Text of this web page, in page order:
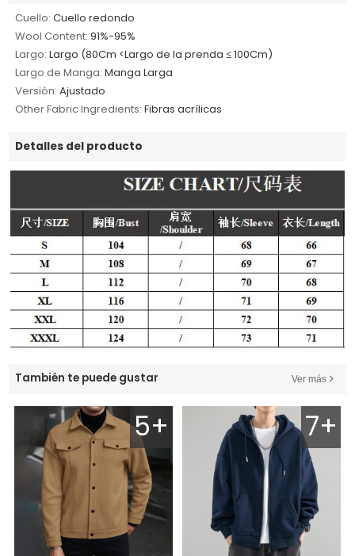
Cuello: Cuello redondo
Wool Content: 91%-95%
Largo: Largo (80Cm <Largo de la prenda ≤ 100Cm)
Largo de Manga: Manga Larga
Versión: Ajustado
Other Fabric Ingredients: Fibras acrílicas
Detalles del producto
También te puede gustar Ver más
5+ 7+